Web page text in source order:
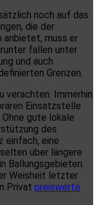
noch auf das
die der
muss er
fallen unter
und auch
Grenzen.
verachten. Immerhin
Einsatzstelle
gute lokale
des
einfach, eine
über längere
Ballungsgebieten.
Weisheit letzter
Privat preiswerte